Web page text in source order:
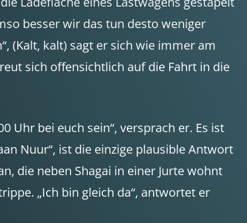
besser wir das tun desto weniger
(Kalt, kalt) sagt er sich wie immer am
sich offensichtlich auf die Fahrt in die
Uhr bei euch sein“, versprach er. Es ist
Nuur“, ist die einzige plausible Antwort
die neben Shagai in einer Jurte wohnt
„Ich bin gleich da“, antwortet er